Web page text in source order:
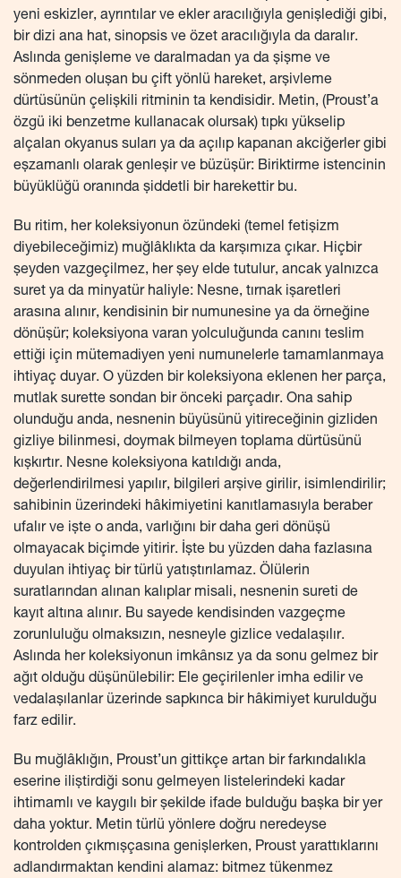
yeni eskizler, ayrıntılar ve ekler aracılığıyla genişlediği gibi,
bir dizi ana hat, sinopsis ve özet aracılığıyla da daralır.
Aslında genişleme ve daralmadan ya da şişme ve
sönmeden oluşan bu çift yönlü hareket, arşivleme
dürtüsünün çelişkili ritminin ta kendisidir. Metin, (Proust’a
özgü iki benzetme kullanacak olursak) tıpkı yükselip
alçalan okyanus suları ya da açılıp kapanan akciğerler gibi
eşzamanlı olarak genleşir ve büzüşür: Biriktirme istencinin
büyüklüğü oranında şiddetli bir harekettir bu.
Bu ritim, her koleksiyonun özündeki (temel fetişizm
diyebileceğimiz) muğlâklıkta da karşımıza çıkar. Hiçbir
şeyden vazgeçilmez, her şey elde tutulur, ancak yalnızca
suret ya da minyatür haliyle: Nesne, tırnak işaretleri
arasına alınır, kendisinin bir numunesine ya da örneğine
dönüşür; koleksiyona varan yolculuğunda canını teslim
ettiği için mütemadiyen yeni numunelerle tamamlanmaya
ihtiyaç duyar. O yüzden bir koleksiyona eklenen her parça,
mutlak surette sondan bir önceki parçadır. Ona sahip
olunduğu anda, nesnenin büyüsünü yitireceğinin gizliden
gizliye bilinmesi, doymak bilmeyen toplama dürtüsünü
kışkırtır. Nesne koleksiyona katıldığı anda,
değerlendirilmesi yapılır, bilgileri arşive girilir, isimlendirilir;
sahibinin üzerindeki hâkimiyetini kanıtlamasıyla beraber
ufalır ve işte o anda, varlığını bir daha geri dönüşü
olmayacak biçimde yitirir. İşte bu yüzden daha fazlasına
duyulan ihtiyaç bir türlü yatıştırılamaz. Ölülerin
suratlarından alınan kalıplar misali, nesnenin sureti de
kayıt altına alınır. Bu sayede kendisinden vazgeçme
zorunluluğu olmaksızın, nesneyle gizlice vedalaşılır.
Aslında her koleksiyonun imkânsız ya da sonu gelmez bir
ağıt olduğu düşünülebilir: Ele geçirilenler imha edilir ve
vedalaşılanlar üzerinde sapkınca bir hâkimiyet kurulduğu
farz edilir.
Bu muğlâklığın, Proust’un gittikçe artan bir farkındalıkla
eserine iliştirdiği sonu gelmeyen listelerindeki kadar
ihtimamlı ve kaygılı bir şekilde ifade bulduğu başka bir yer
daha yoktur. Metin türlü yönlere doğru neredeyse
kontrolden çıkmışçasına genişlerken, Proust yarattıklarını
adlandırmaktan kendini alamaz: bitmez tükenmez